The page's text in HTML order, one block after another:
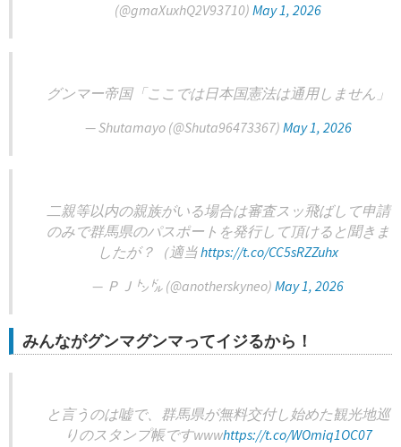
(@gmaXuxhQ2V93710) May 1, 2026
グンマー帝国「ここでは日本国憲法は通用しません」
— Shutamayo (@Shuta96473367) May 1, 2026
二親等以内の親族がいる場合は審査スッ飛ばして申請
のみで群馬県のパスポートを発行して頂けると聞きま
したが？（適当https://t.co/CC5sRZZuhx
— ＰＪ㌧㌦ (@anotherskyneo) May 1, 2026
みんながグンマグンマってイジるから！
と言うのは嘘で、群馬県が無料交付し始めた観光地巡
りのスタンプ帳ですwwwhttps://t.co/WOmiq1OC07